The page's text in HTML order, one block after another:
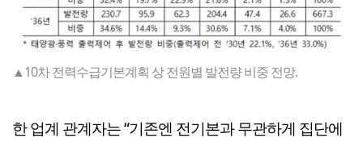
▲10차 전력수급기본계획 상 전원별 발전량 비중 전망.
한 업계 관계자는 “기존엔 전기본과 무관하게 집단에